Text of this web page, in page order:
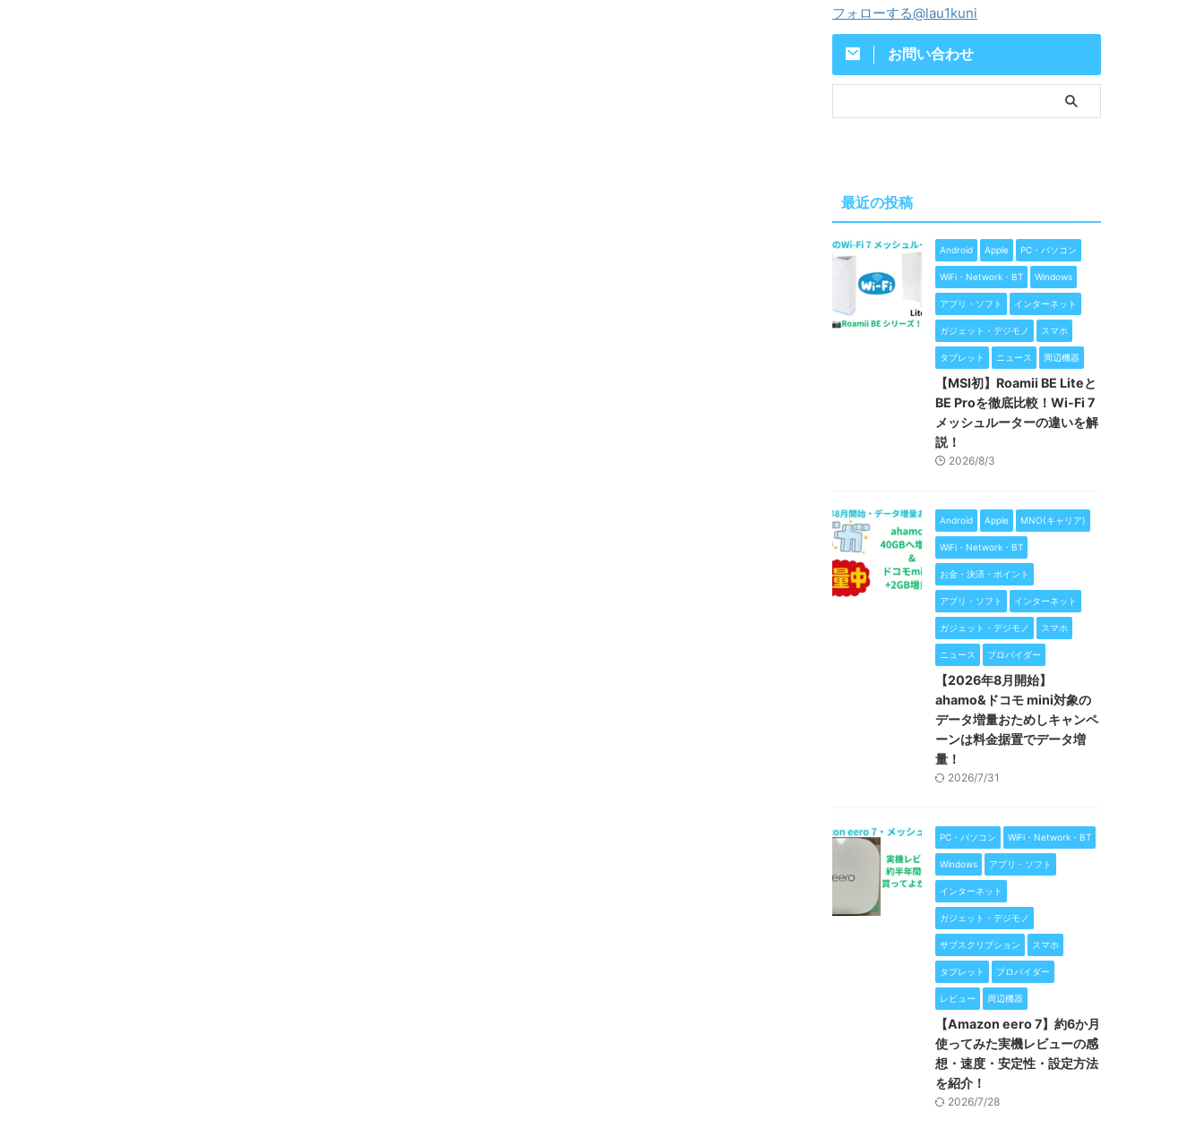
フォローする@lau1kuni
お問い合わせ
最近の投稿
Android Apple PC・パソコン
WiFi・Network・BT Windows
アプリ・ソフト インターネット
ガジェット・デジモノ スマホ
タブレット ニュース 周辺機器
【MSI初】Roamii BE Liteと
BE Proを徹底比較！Wi-Fi 7
メッシュルーターの違いを解
説！
2026/8/3
Android Apple MNO(キャリア)
WiFi・Network・BT
お金・決済・ポイント
アプリ・ソフト インターネット
ガジェット・デジモノ スマホ
ニュース プロバイダー
【2026年8月開始】
ahamo&ドコモ mini対象の
データ増量おためしキャンペ
ーンは料金据置でデータ増
量！
2026/7/31
PC・パソコン WiFi・Network・BT
Windows アプリ・ソフト
インターネット
ガジェット・デジモノ
サブスクリプション スマホ
タブレット プロバイダー
レビュー 周辺機器
【Amazon eero 7】約6か月
使ってみた実機レビューの感
想・速度・安定性・設定方法
を紹介！
2026/7/28